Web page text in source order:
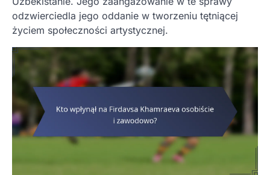
odzwierciedla jego oddanie w tworzeniu tętniącej
życiem społeczności artystycznej.